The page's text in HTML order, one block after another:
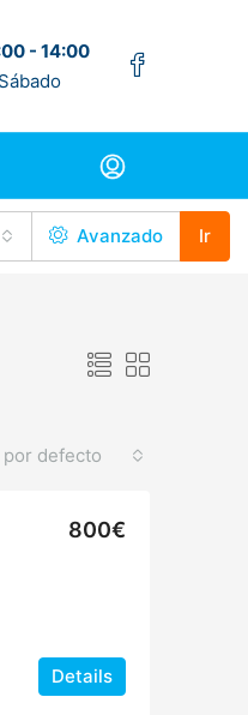
- 14:00
Avanzado Ir
por defecto
800€
Details